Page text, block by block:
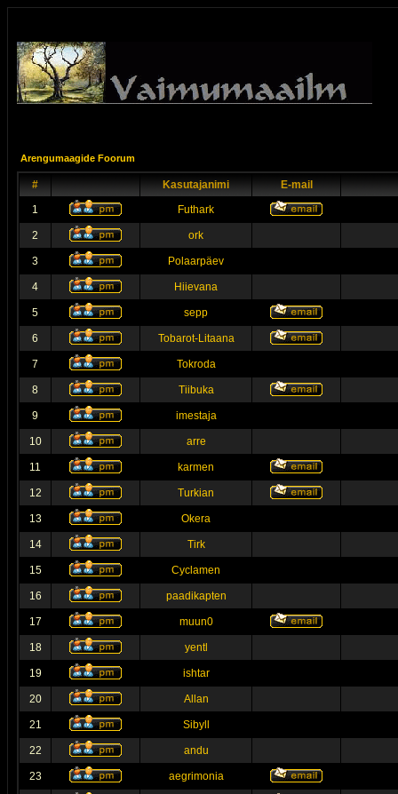
Arengumaagide Foorum
# Kasutajanimi
E-mail
1
Futhark
2 ork
3 Polaarpäev
4 Hiievana
5 sepp
6 Tobarot-Litaana
7 Tokroda
8 Tiibuka
9 imestaja
10 arre
11 karmen
12 Turkian
13 Okera
14 Tirk
15 Cyclamen
16 paadikapten
17 muun0
18 yentl
19 ishtar
20 Allan
21 Sibyll
22 andu
23 aegrimonia